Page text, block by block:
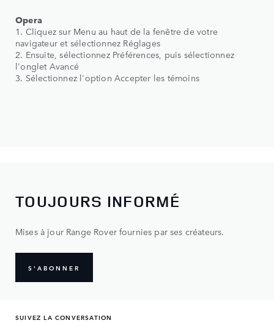
Opera
1. Cliquez sur Menu au haut de la fenêtre de votre
navigateur et sélectionnez Réglages
2. Ensuite, sélectionnez Préférences, puis sélectionnez
l'onglet Avancé
3. Sélectionnez l'option Accepter les témoins
TOUJOURS INFORMÉ
Mises à jour Range Rover fournies par ses créateurs.
S'ABONNER
SUIVEZ LA CONVERSATION